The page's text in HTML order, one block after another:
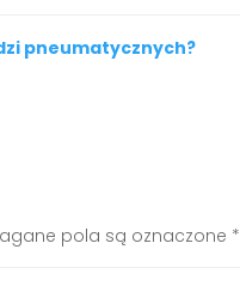
pneumatycznych?
pola są oznaczone *